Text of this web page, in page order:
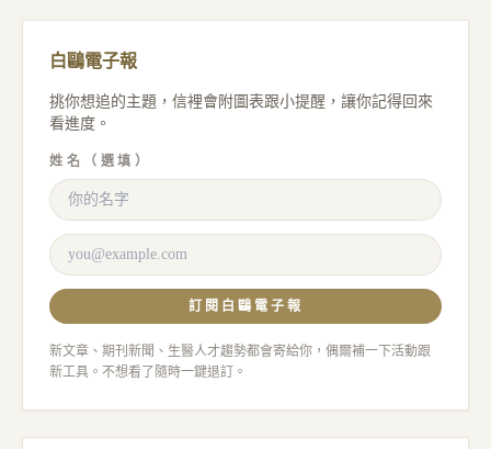
白鷗電子報
挑你想追的主題，信裡會附圖表跟小提醒，讓你記得回來
看進度。
姓名（選填）
訂閱白鷗電子報
新文章、期刊新聞、生醫人才趨勢都會寄給你，偶爾補一下活動跟
新工具。不想看了隨時一鍵退訂。